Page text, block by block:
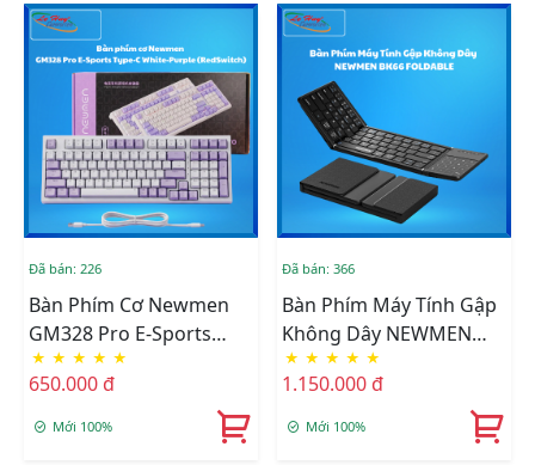
Đã bán: 226
Bàn Phím Cơ Newmen
GM328 Pro E-Sports
Type-C White-Purple
(RedSwitch)
★ ★ ★ ★ ★
650.000 đ
Mới 100%
Đã bán: 366
Bàn Phím Máy Tính Gập
Không Dây NEWMEN
BK66 FOLDABLE
★ ★ ★ ★ ★
1.150.000 đ
Mới 100%